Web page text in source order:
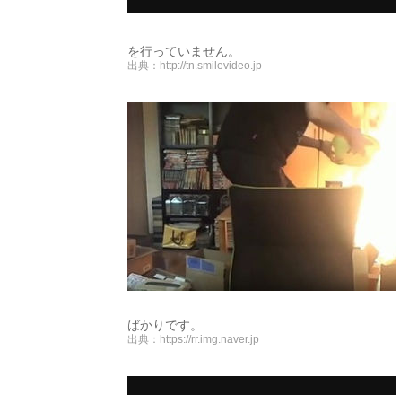
を行っていません。
出典： http://tn.smilevideo.jp
ばかりです。
出典： https://rr.img.naver.jp